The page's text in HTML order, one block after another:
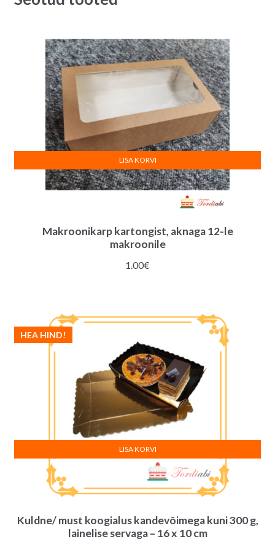
Makroonikarp kartongist, aknaga 12-le
makroonile
1.00€
LISA KORVI
Kuldne/ must koogialus kandevõimega kuni 300 g,
lainelise servaga – 16 x 10 cm
HEA HIND!
LISA KORVI